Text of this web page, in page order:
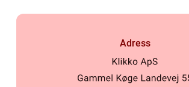
Adress